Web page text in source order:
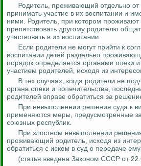
Родитель, проживающий отдельно от
принимать участие в их воспитании и
ними. Родитель, при котором проживают
препятствовать другому родителю
участвовать в их воспитании.
Если родители не могут прийти к
воспитании детей раздельно
порядок определяется органами опеки и
участием родителей, исходя из
В тех случаях, когда родители не
органа опеки и попечительства,
родителей вправе обратиться за
При невыполнении решения суда к
применяются меры, предусмотренные
союзных республик.
При злостном невыполнении
проживающий родитель, исходя из
обратиться с иском в суд о передаче
(статья введена Законом СССР от